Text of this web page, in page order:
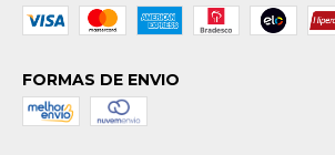
FORMAS DE ENVIO